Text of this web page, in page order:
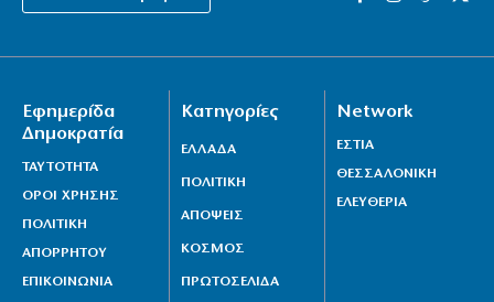
Ἐρωτήματα συγκυριαρχίας γιά τό καλώδιο στό Αἰγαῖο
τους πνοή στην άσφαλτο
7|08|2026 | 16:40
Εφημερίδα
Δημοκρατία
ΤΑΥΤΟΤΗΤΑ
ΟΡΟΙ ΧΡΗΣΗΣ
ΠΟΛΙΤΙΚΗ
ΑΠΟΡΡΗΤΟΥ
ΕΠΙΚΟΙΝΩΝΙΑ
Κατηγορίες
ΕΛΛΑΔΑ
ΠΟΛΙΤΙΚΗ
ΑΠΟΨΕΙΣ
ΚΟΣΜΟΣ
ΠΡΩΤΟΣΕΛΙΔΑ
Network
ΕΣΤΙΑ
ΘΕΣΣΑΛΟΝΙΚΗ
ΕΛΕΥΘΕΡΙΑ